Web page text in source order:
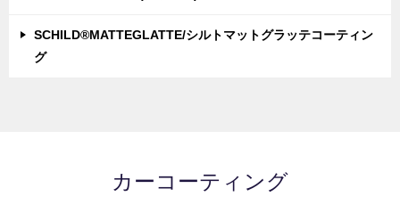
SCHILD®MATTEGLATTE/シルトマットグラッテコーティン
グ
カーコーティング